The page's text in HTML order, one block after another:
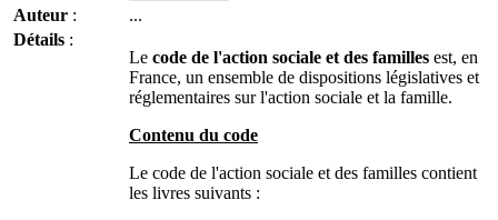
Auteur :
...
Détails :
Le code de l'action sociale et des familles est, en
France, un ensemble de dispositions législatives et
réglementaires sur l'action sociale et la famille.
Contenu du code
Le code de l'action sociale et des familles contient
les livres suivants :